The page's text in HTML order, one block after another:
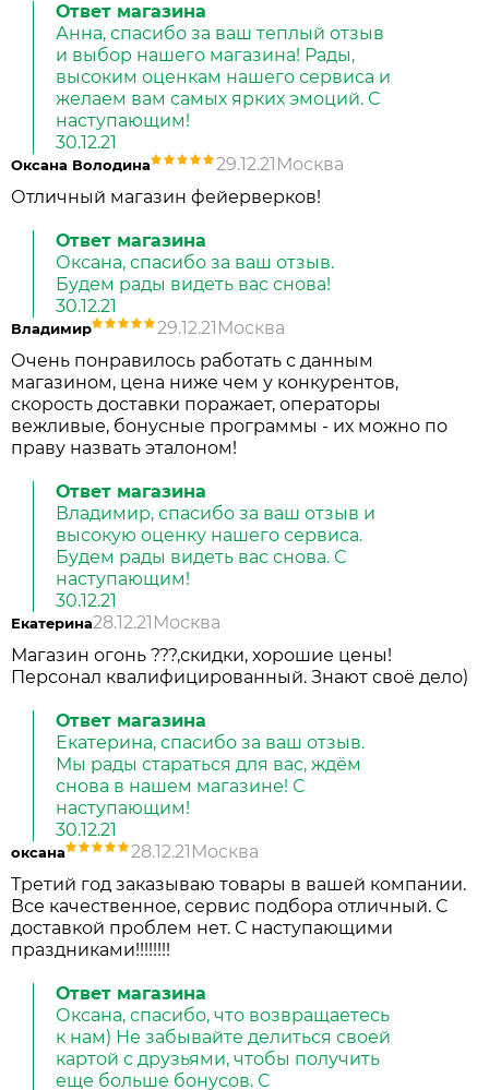
Ответ магазина
Анна, спасибо за ваш теплый отзыв
и выбор нашего магазина! Рады,
высоким оценкам нашего сервиса и
желаем вам самых ярких эмоций. С
наступающим!
30.12.21
Оксана Володина 29.12.21 Москва
Отличный магазин фейерверков!
Ответ магазина
Оксана, спасибо за ваш отзыв.
Будем рады видеть вас снова!
30.12.21
Владимир 29.12.21 Москва
Очень понравилось работать с данным
магазином, цена ниже чем у конкурентов,
скорость доставки поражает, операторы
вежливые, бонусные программы - их можно по
праву назвать эталоном!
Ответ магазина
Владимир, спасибо за ваш отзыв и
высокую оценку нашего сервиса.
Будем рады видеть вас снова. С
наступающим!
30.12.21
Екатерина28.12.21 Москва
Магазин огонь ???,скидки, хорошие цены!
Персонал квалифицированный. Знают своё дело)
Ответ магазина
Екатерина, спасибо за ваш отзыв.
Мы рады стараться для вас, ждём
снова в нашем магазине! С
наступающим!
30.12.21
оксана 28.12.21 Москва
Третий год заказываю товары в вашей компании.
Все качественное, сервис подбора отличный. С
доставкой проблем нет. С наступающими
праздниками!!!!!!!!
Ответ магазина
Оксана, спасибо, что возвращаетесь
к нам) Не забывайте делиться своей
картой с друзьями, чтобы получить
еще больше бонусов. С